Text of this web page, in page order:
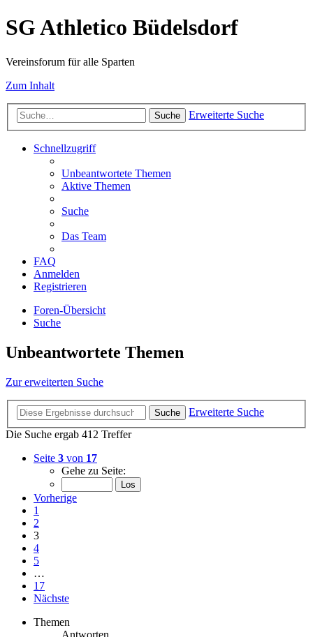
SG Athletico Büdelsdorf
Vereinsforum für alle Sparten
Zum Inhalt
Suche Erweiterte Suche
Schnellzugriff
Unbeantwortete Themen
Aktive Themen
Suche
Das Team
FAQ
Anmelden
Registrieren
Foren-Übersicht
Suche
Unbeantwortete Themen
Zur erweiterten Suche
Suche
Erweiterte Suche
Die Suche ergab 412 Treffer
Seite 3 von 17
Gehe zu Seite:
Vorherige
1
2
3
4
5
…
17
Nächste
Themen
Antworten